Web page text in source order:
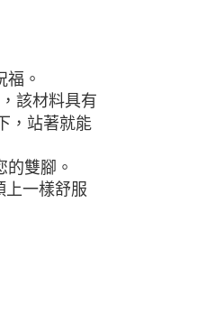
。
該材料具有
，站著就能
雙腳。
上一樣舒服